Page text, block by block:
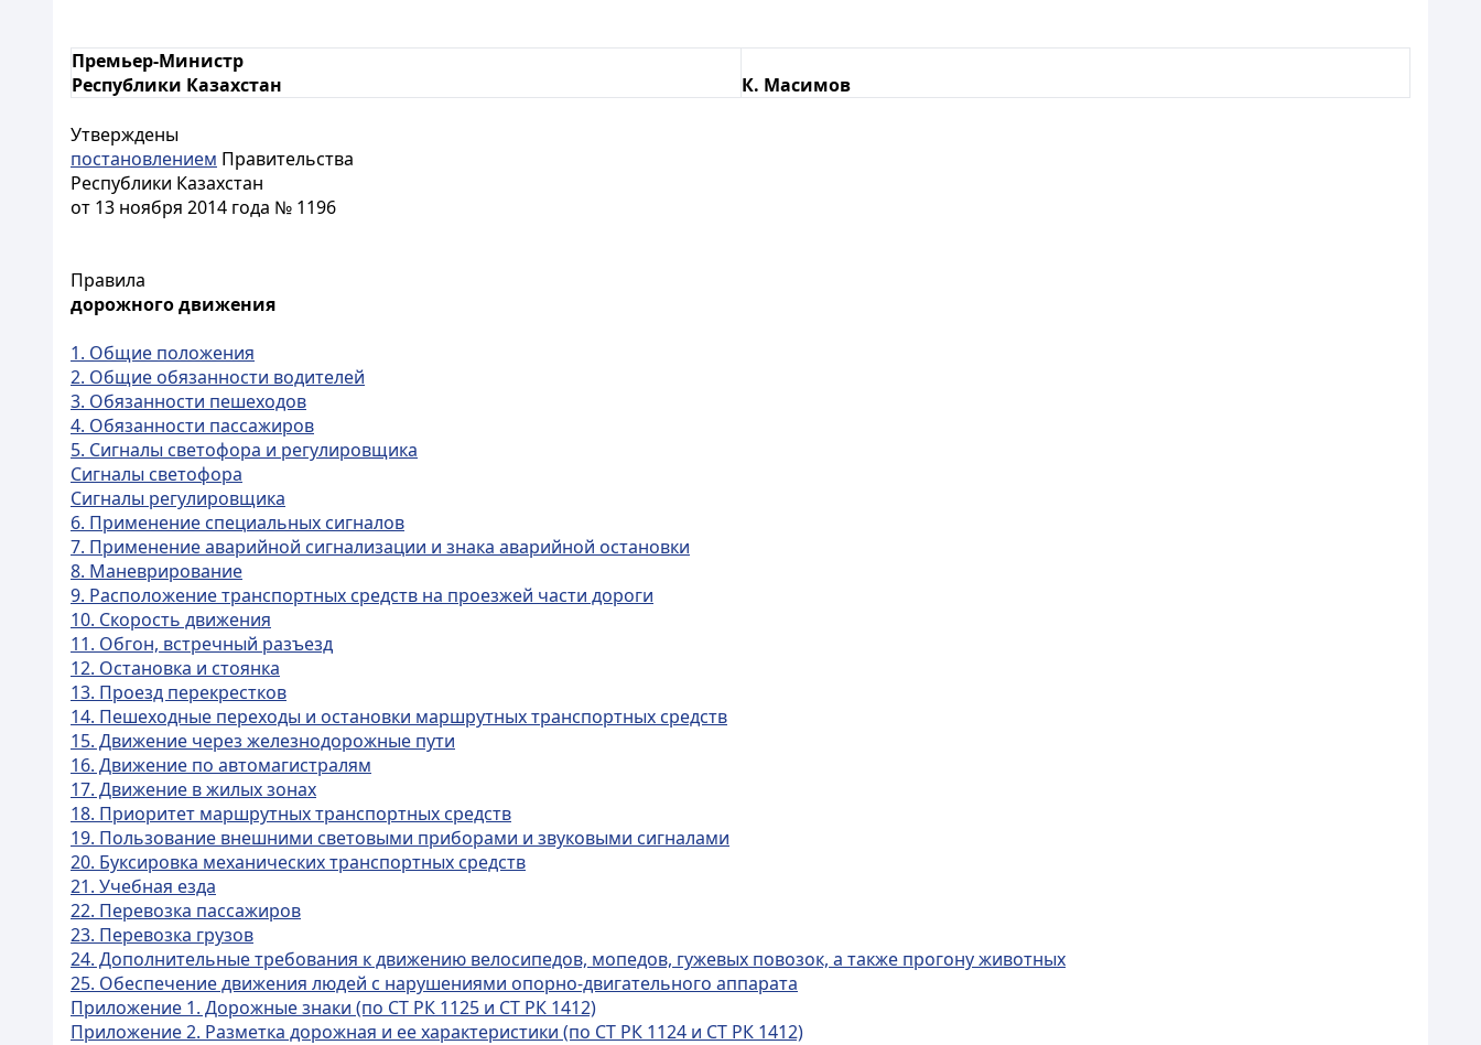
Премьер-Министр
Республики Казахстан
К. Масимов
Утверждены
постановлением Правительства
Республики Казахстан
от 13 ноября 2014 года № 1196
Правила
дорожного движения
1. Общие положения
2. Общие обязанности водителей
3. Обязанности пешеходов
4. Обязанности пассажиров
5. Сигналы светофора и регулировщика
Сигналы светофора
Сигналы регулировщика
6. Применение специальных сигналов
7. Применение аварийной сигнализации и знака аварийной остановки
8. Маневрирование
9. Расположение транспортных средств на проезжей части дороги
10. Скорость движения
11. Обгон, встречный разъезд
12. Остановка и стоянка
13. Проезд перекрестков
14. Пешеходные переходы и остановки маршрутных транспортных средств
15. Движение через железнодорожные пути
16. Движение по автомагистралям
17. Движение в жилых зонах
18. Приоритет маршрутных транспортных средств
19. Пользование внешними световыми приборами и звуковыми сигналами
20. Буксировка механических транспортных средств
21. Учебная езда
22. Перевозка пассажиров
23. Перевозка грузов
24. Дополнительные требования к движению велосипедов, мопедов, гужевых повозок, а также прогону животных
25. Обеспечение движения людей с нарушениями опорно-двигательного аппарата
Приложение 1. Дорожные знаки (по СТ РК 1125 и СТ РК 1412)
Приложение 2. Разметка дорожная и ее характеристики (по СТ РК 1124 и СТ РК 1412)